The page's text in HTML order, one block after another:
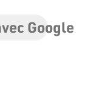
Google